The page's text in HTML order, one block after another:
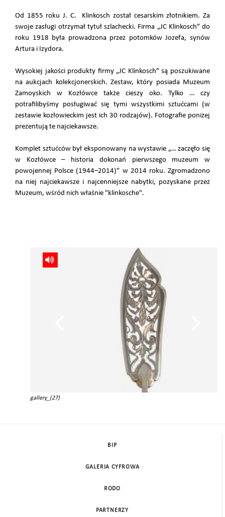
Od 1855 roku J. C. Klinkosch został cesarskim złotnikiem. Za
swoje zasługi otrzymał tytuł szlachecki. Firma „JC Klinkosch” do
roku 1918 była prowadzona przez potomków Jozefa, synów
Artura i Izydora.
Wysokiej jakości produkty firmy „JC Klinkosch” są poszukiwane
na aukcjach kolekcjonerskich. Zestaw, który posiada Muzeum
Zamoyskich w Kozłówce także cieszy oko. Tylko … czy
potrafilibyśmy posługiwać się tymi wszystkimi sztućcami (w
zestawie kozłowieckim jest ich 30 rodzajów). Fotografie poniżej
prezentują te najciekawsze.
Komplet sztućców był eksponowany na wystawie „… zaczęło się
w Kozłówce – historia dokonań pierwszego muzeum w
powojennej Polsce (1944–2014)” w 2014 roku. Zgromadzono
na niej najciekawsze i najcenniejsze nabytki, pozyskane przez
Muzeum, wśród nich właśnie "klinkosche".
gallery_(27)
BIP
GALERIA CYFROWA
RODO
PARTNERZY